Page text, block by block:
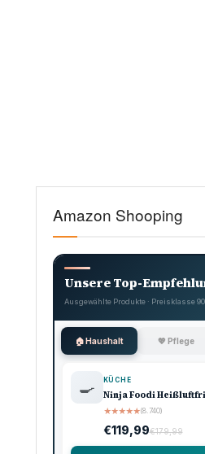
Amazon Shooping
Unsere Top-
Ausgewählte Produkte · Preisklasse
🏠 Haushalt 💖 Pflege
🍳 KÜCHE
Ninja Foodi
★★★★★(8.740)
€119,99€179,99